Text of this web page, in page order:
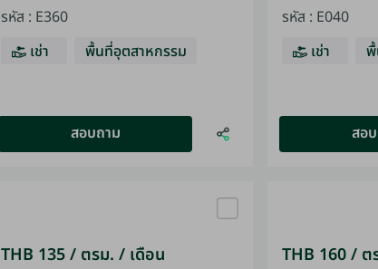
รหัส : E360
เช่า
พื้นที่อุตสาหกรรม
สอบถาม
รหัส : E040
เช่า
สอ
THB 135 / ตรม. / เดือน THB 160 / ต